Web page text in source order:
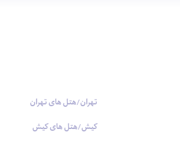
تهران/هتل های تهران
کیش/هتل های کیش